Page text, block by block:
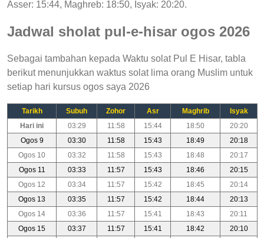
Asser: 15:44, Maghreb: 18:50, Isyak: 20:20.
Jadwal sholat pul-e-hisar ogos 2026
Sebagai tambahan kepada Waktu solat Pul E Hisar, tabla
berikut menunjukkan waktus solat lima orang Muslim untuk
setiap hari kursus ogos saya 2026
Tarikh Subuh Zohor Asr Maghrib
Isyak
Hari ini
03:29 11:58 15:44 18:50
20:20
Ogos 9
03:30 11:58 15:43 18:49
20:18
Ogos 10
03:32 11:58 15:43 18:48
20:17
Ogos 11
03:33 11:57 15:43 18:46
20:15
Ogos 12
03:34 11:57 15:42 18:45
20:14
Ogos 13
03:35 11:57 15:42 18:44
20:13
Ogos 14
03:36 11:57 15:41 18:43
20:11
Ogos 15
03:37 11:57 15:41 18:42
20:10